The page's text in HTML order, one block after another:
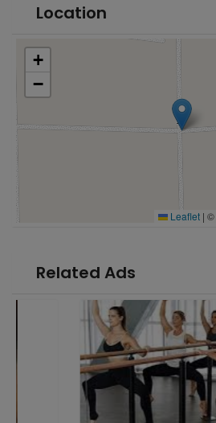
Location
+
−
Leaflet | ©
Related Ads